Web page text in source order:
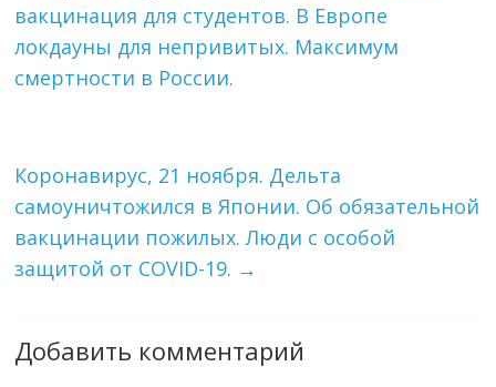
вакцинация для студентов. В Европе
локдауны для непривитых. Максимум
смертности в России.
Коронавирус, 21 ноября. Дельта
самоуничтожился в Японии. Об обязательной
вакцинации пожилых. Люди с особой
защитой от COVID-19. →
Добавить комментарий